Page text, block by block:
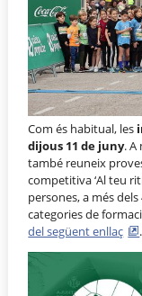
Com és habitual, les
dijous 11 de juny. A
també reuneix
competitiva ‘Al teu
persones, a més dels
categories de
del següent enllaç
.